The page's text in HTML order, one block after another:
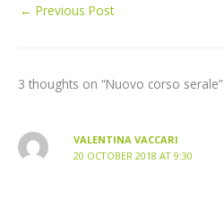
← Previous Post
3 thoughts on “Nuovo corso serale”
VALENTINA VACCARI
20 OCTOBER 2018 AT 9:30